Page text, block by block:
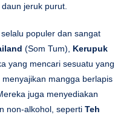
jeruk purut.
populer dan sangat
(Som Tum), Kerupuk
yang mencari sesuatu yang
menyajikan mangga berlapis
juga menyediakan
non-alkohol, seperti Teh